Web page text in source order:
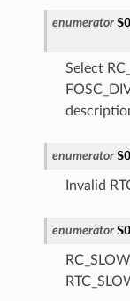
enumerator
Select
enumerator
Invalid
enumerator